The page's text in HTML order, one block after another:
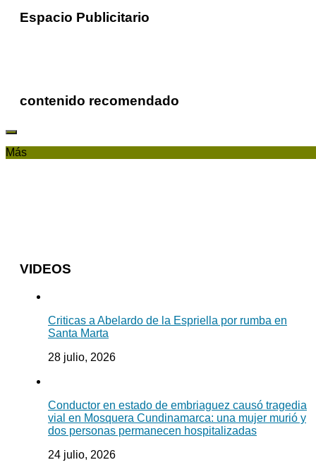
Espacio Publicitario
contenido recomendado
Más
VIDEOS
Criticas a Abelardo de la Espriella por rumba en
Santa Marta
28 julio, 2026
Conductor en estado de embriaguez causó tragedia
vial en Mosquera Cundinamarca: una mujer murió y
dos personas permanecen hospitalizadas
24 julio, 2026